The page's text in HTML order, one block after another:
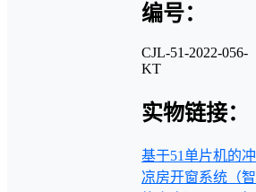
编号：
CJL-51-2022-056-
KT
实物链接：
基于51单片机的冲
凉房开窗系统（智